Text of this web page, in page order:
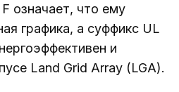
означает, что ему
графика, а суффикс UL
и
Land Grid Array (LGA).